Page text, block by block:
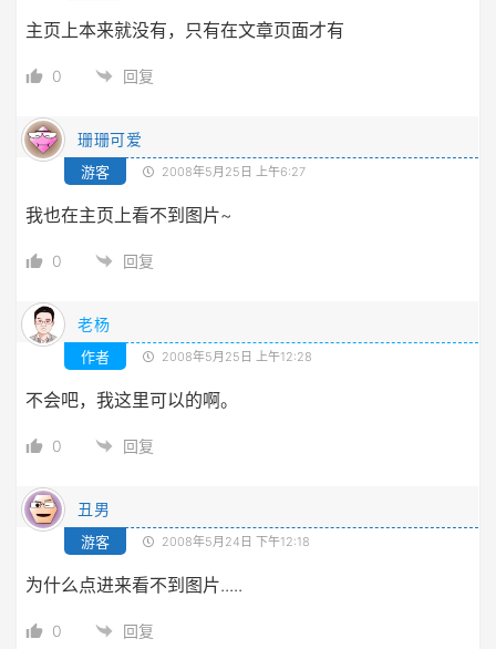
主页上本来就没有，只有在文章页面才有
0 回复
珊珊可爱
游客 2008年5月25日 上午6:27
我也在主页上看不到图片~
0 回复
老杨
作者 2008年5月25日 上午12:28
不会吧，我这里可以的啊。
0 回复
丑男
游客 2008年5月24日 下午12:18
为什么点进来看不到图片.....
0 回复